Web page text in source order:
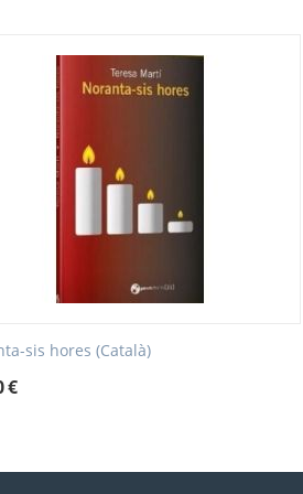
sis hores (Català)
€